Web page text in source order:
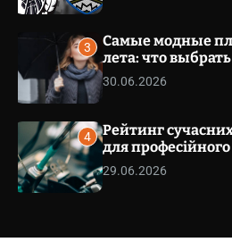
u
a
3
Самые модные
лета: что
30.06.2026
4
Рейтинг
для
29.06.2026